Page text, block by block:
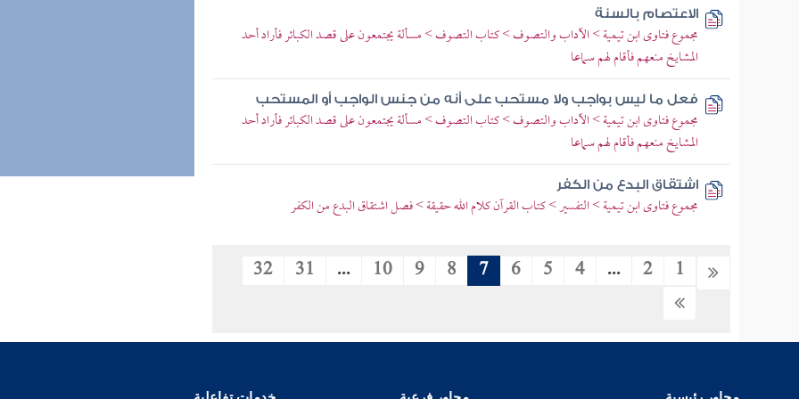
الاعتصام بالسنة
مجموع فتاوى ابن تيمية > الآداب والتصوف > كتاب التصوف > مسألة يجتمعون على قصد الكبائر فأراد أحد
المشايخ منعهم فأقام لهم سماعا
فعل ما ليس بواجب ولا مستحب على أنه من جنس الواجب أو المستحب
مجموع فتاوى ابن تيمية > الآداب والتصوف > كتاب التصوف > مسألة يجتمعون على قصد الكبائر فأراد أحد
المشايخ منعهم فأقام لهم سماعا
اشتقاق البدع من الكفر
مجموع فتاوى ابن تيمية > التفسير > كتاب القرآن كلام الله حقيقة > فصل اشتقاق البدع من الكفر
1
2
...
4
5
6
7
8
9
10
...
31
32